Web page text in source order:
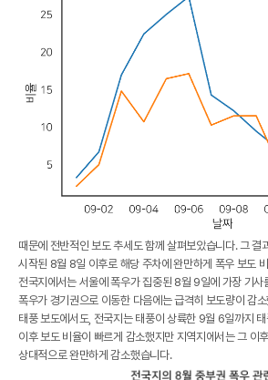
때문에 전반적인 보도 추세도 함께 살펴보았습니다. 그 결
시작된 8월 8일 이후로 해당 주차에 완만하게 폭우 보도
전국지에서는 서울에 폭우가 집중된 8월 9일에 가장 기사
폭우가 경기권으로 이동한 다음에는 급격히 보도량이 감
태풍 보도에서도, 전국지는 태풍이 상륙한 9월 6일까지
이후 보도 비율이 빠르게 감소했지만 지역지에서는 그 이
상대적으로 완만하게 감소했습니다.